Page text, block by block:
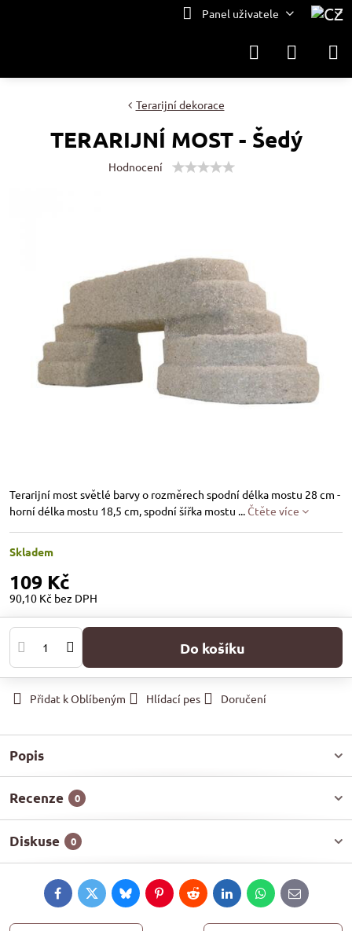
Panel uživatele
Terarijní dekorace
TERARIJNÍ MOST - Šedý
Hodnocení
Terarijní most světlé barvy o rozměrech spodní délka mostu 28 cm -
horní délka mostu 18,5 cm, spodní šířka mostu ...Čtěte více
Skladem
109 Kč
90,10 Kč bez DPH
Do košíku
Přidat k Oblíbeným Hlídací pes Doručení
Popis
Recenze 0
Diskuse 0
FacebookTwitterBlueskyPinterestRedditLinkedInWhatsApp
E-
mail